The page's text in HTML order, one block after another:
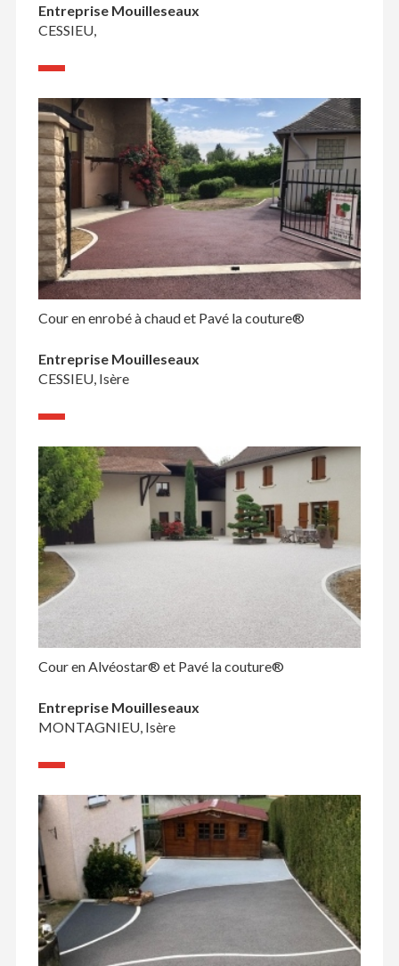
Entreprise Mouilleseaux
CESSIEU,
Cour en enrobé à chaud et Pavé la couture®
Entreprise Mouilleseaux
CESSIEU, Isère
Cour en Alvéostar® et Pavé la couture®
Entreprise Mouilleseaux
MONTAGNIEU, Isère